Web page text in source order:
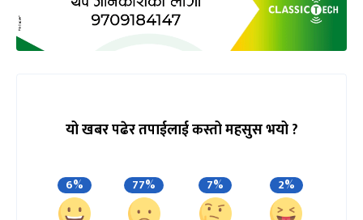
यो खबर पढेर तपाईलाई कस्तो महसुस भयो ?
6% 77% 7% 2%